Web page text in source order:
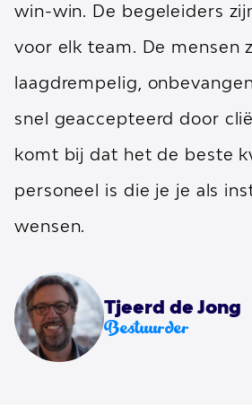
win-win. De begeleiders
voor elk team. De mensen
laagdrempelig,
snel geaccepteerd door
komt bij dat het de beste
personeel is die je je als
wensen.
Tjeerd de Jong
Bestuurder